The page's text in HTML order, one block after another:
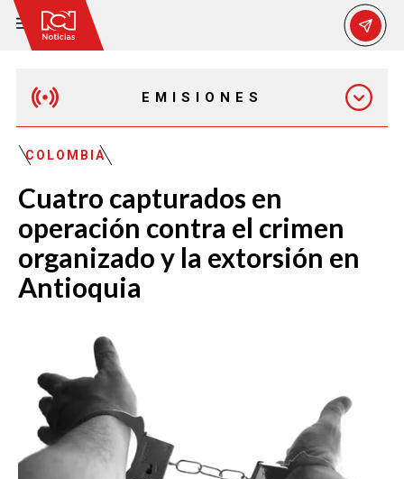
EMISIONES
EMISIÓN 12:30 PM
EMISIÓN 7:00 PM
COLOMBIA
Cuatro capturados en
operación contra el crimen
organizado y la extorsión en
Antioquia